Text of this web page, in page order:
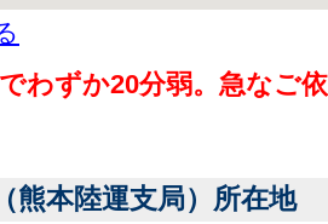
わずか20分弱。急なご
熊本陸運支局）所在地